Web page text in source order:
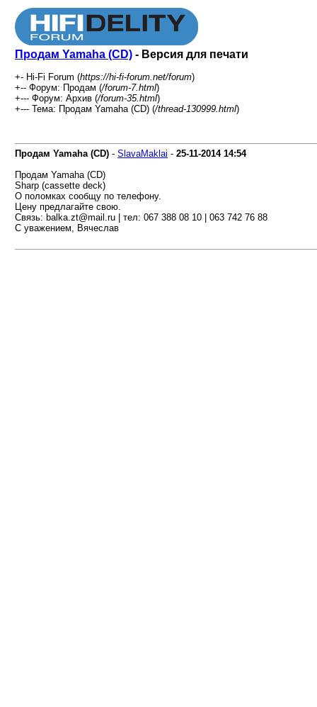
Продам Yamaha (CD) - Версия для печати
+- Hi-Fi Forum (https://hi-fi-forum.net/forum)
+-- Форум: Продам (/forum-7.html)
+--- Форум: Архив (/forum-35.html)
+--- Тема: Продам Yamaha (CD) (/thread-130999.html)
Продам Yamaha (CD) - SlavaMaklai - 25-11-2014 14:54
Продам Yamaha (CD)
Sharp (cassette deck)
О поломках сообщу по телефону.
Цену предлагайте свою.
Связь: balka.zt@mail.ru | тел: 067 388 08 10 | 063 742 76 88
С уважением, Вячеслав